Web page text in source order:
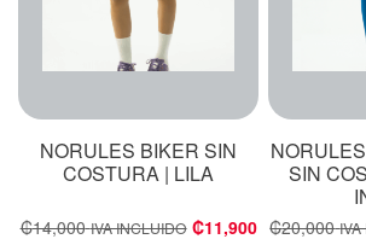
NORULES BIKER SIN
COSTURA | LILA
₡14,000 IVA INCLUIDO ₡11,900
SIN
₡20,000